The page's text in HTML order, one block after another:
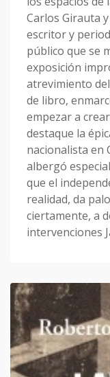
Carlos Girauta
escritor y
público que se
exposición
atrevimiento
de libro,
empezar a
destaque la
nacionalista en
albergó
que el
realidad, da
ciertamente, a
intervenciones